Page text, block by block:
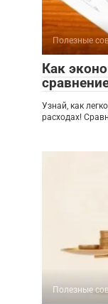
Полезные
Как
Узнай, как
расходах!
Полезные